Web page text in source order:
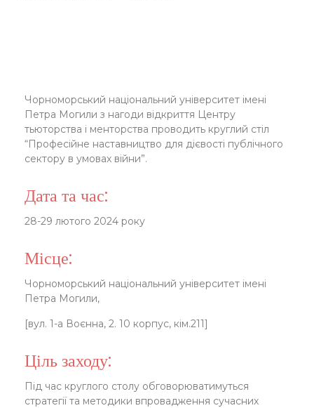
Чорноморський національний університет імені
Петра Могили з нагоди відкриття Центру
тьюторства і менторства проводить круглий стіл
“Професійне наставництво для дієвості публічного
сектору в умовах війни”.
Дата та час:
28-29 лютого 2024 року
Місце:
Чорноморський національний університет імені
Петра Могили,
[вул. 1-а Воєнна, 2. 10 корпус, кім.211]
Ціль заходу:
Під час круглого столу обговорюватимуться
стратегії та методики впровадження сучасних